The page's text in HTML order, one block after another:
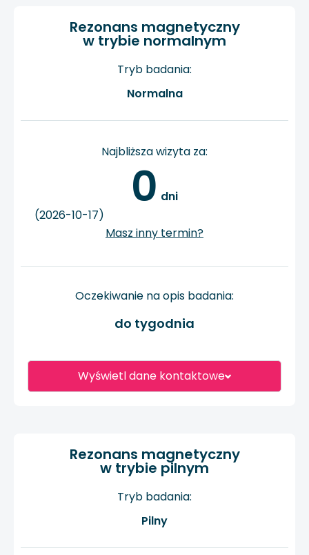
Wyświetl dane kontaktowe
Rezonans magnetyczny
w trybie normalnym
Tryb badania:
Normalna
Najbliższa wizyta za:
0 dni
(2026-10-17)
Masz inny termin?
Oczekiwanie na opis badania:
do tygodnia
Rezonans magnetyczny
w trybie pilnym
Tryb badania:
Pilny